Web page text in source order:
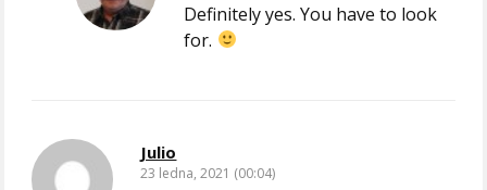
Definitely yes. You have to look
for.
Julio
23 ledna, 2021 (00:04)